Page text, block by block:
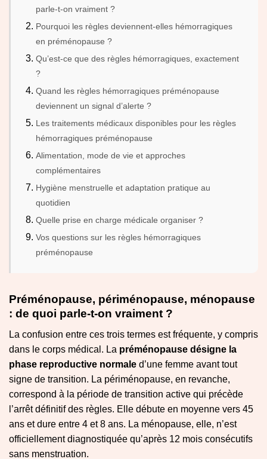
parle-t-on vraiment ?
Pourquoi les règles deviennent-elles hémorragiques
en préménopause ?
Qu’est-ce que des règles hémorragiques, exactement
?
Quand les règles hémorragiques préménopause
deviennent un signal d’alerte ?
Les traitements médicaux disponibles pour les règles
hémorragiques préménopause
Alimentation, mode de vie et approches
complémentaires
Hygiène menstruelle et adaptation pratique au
quotidien
Quelle prise en charge médicale organiser ?
Vos questions sur les règles hémorragiques
préménopause
Préménopause, périménopause, ménopause
: de quoi parle-t-on vraiment ?
La confusion entre ces trois termes est fréquente, y compris
dans le corps médical. La préménopause désigne la
phase reproductive normale d’une femme avant tout
signe de transition. La périménopause, en revanche,
correspond à la période de transition active qui précède
l’arrêt définitif des règles. Elle débute en moyenne vers 45
ans et dure entre 4 et 8 ans. La ménopause, elle, n’est
officiellement diagnostiquée qu’après 12 mois consécutifs
sans menstruation.